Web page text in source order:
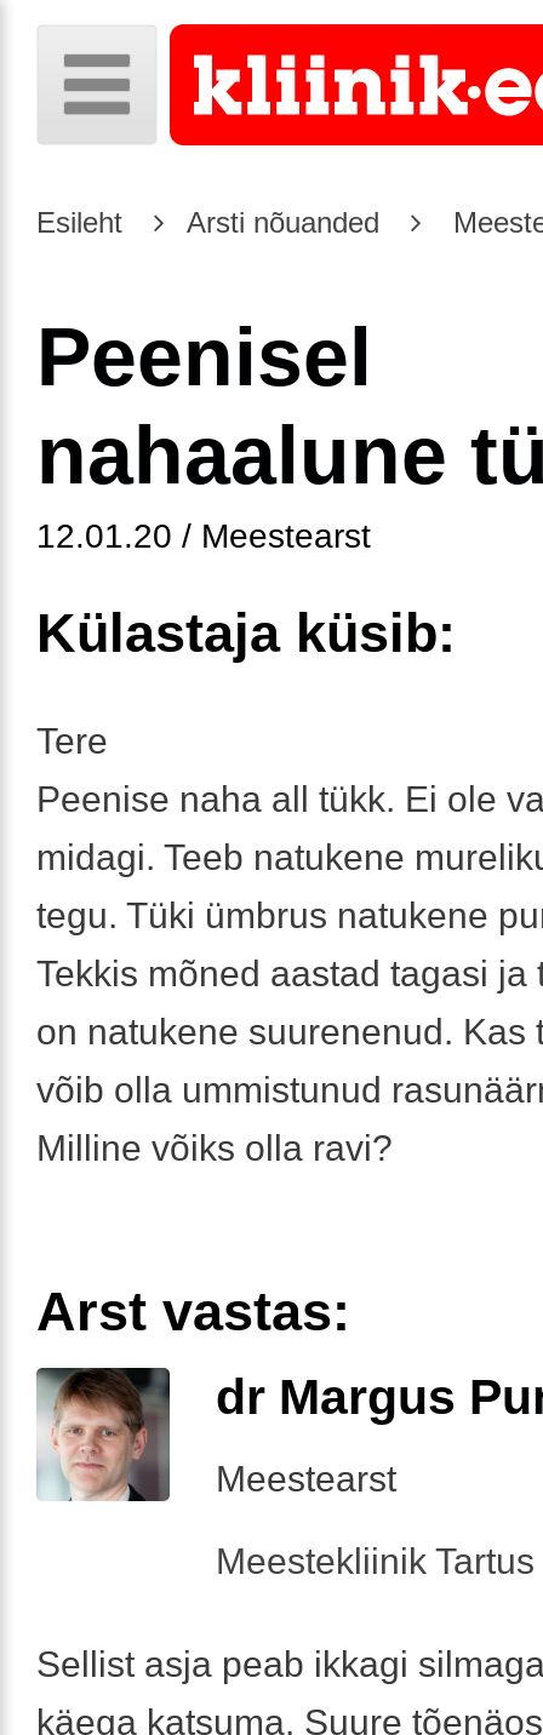
Esileht Arsti nõuanded
Peenisel
nahaalune
12.01.20 / Meestearst
Külastaja küsib:
Tere
Peenise naha all tükk. Ei ole
midagi. Teeb natukene
tegu. Tüki ümbrus natukene
Tekkis mõned aastad tagasi ja
on natukene suurenenud. Kas
võib olla ummistunud
Milline võiks olla ravi?
Arst vastas:
dr Margus
Meestearst
Meestekliinik
Sellist asja peab ikkagi
käega katsuma. Suure